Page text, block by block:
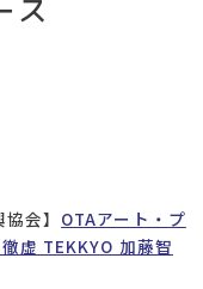
ス
会】 OTAアート・プ
虚 TEKKYO 加藤智